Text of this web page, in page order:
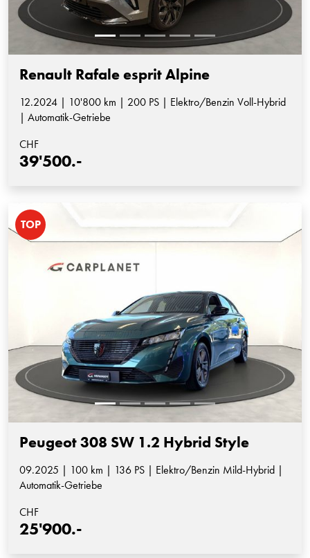
Renault Rafale esprit Alpine
12.2024 | 10'800 km | 200 PS | Elektro/Benzin Voll-Hybrid
| Automatik-Getriebe
CHF
39'500.-
TOP
Peugeot 308 SW 1.2 Hybrid Style
09.2025 | 100 km | 136 PS | Elektro/Benzin Mild-Hybrid |
Automatik-Getriebe
CHF
25'900.-